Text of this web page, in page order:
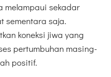
melampaui sekadar
sementara saja.
koneksi jiwa yang
pertumbuhan masing-
positif.